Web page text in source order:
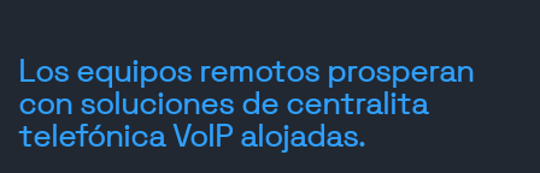
Los equipos remotos prosperan
con soluciones de centralita
telefónica VoIP alojadas.